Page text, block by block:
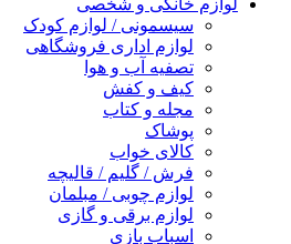
لوازم خانگی و شخصی
سیسمونی / لوازم کودک
لوازم اداری فروشگاهی
تصفیه آب و هوا
کیف و کفش
مجله و کتاب
پوشاک
کالای خواب
فرش / گلیم / قالیچه
لوازم چوبی / مبلمان
لوازم برقی و گازی
اسباب بازی